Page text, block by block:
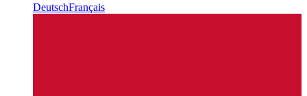
DeutschFrançais